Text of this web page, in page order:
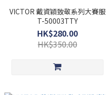
VICTOR 戴資穎致敬系列大賽服
T-50003TTY
HK$280.00
HK$350.00